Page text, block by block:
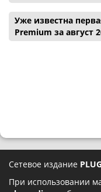
Уже известна
Premium за август
Сетевое издание
При использовании